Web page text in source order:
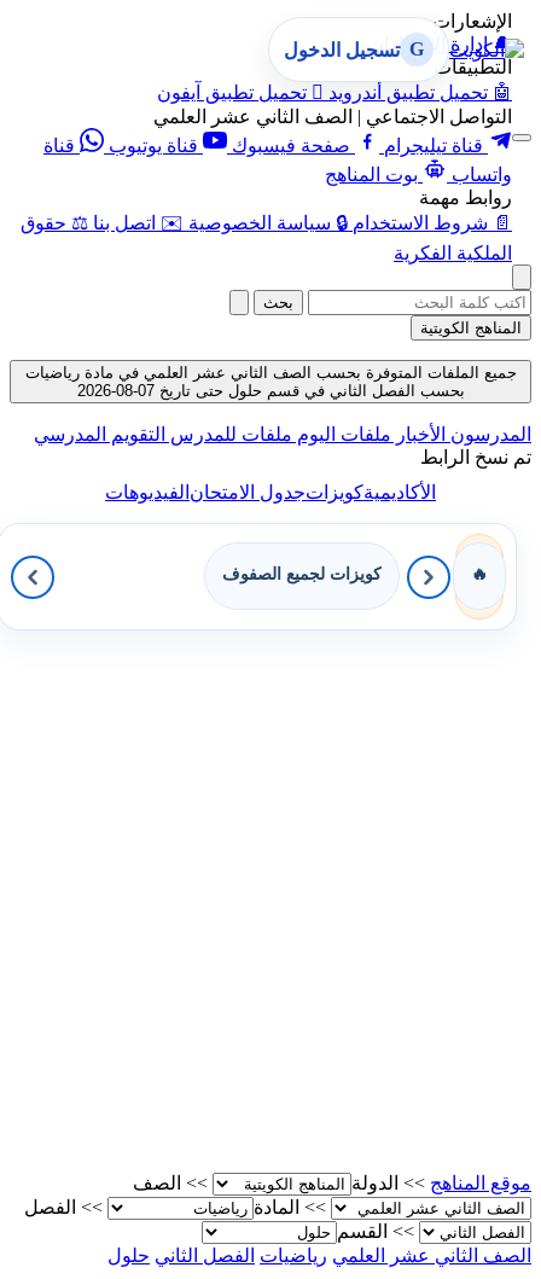
الإشعارات
🔔 إدارة الإشعارات
التطبيقات
🤖 تحميل تطبيق أندرويد  تحميل تطبيق آيفون
التواصل الاجتماعي | الصف الثاني عشر العلمي
قناة تيليجرام
صفحة فيسبوك قناة يوتيوب
قناة
واتساب
بوت المناهج
روابط مهمة
📄 شروط الاستخدام 🔒 سياسة الخصوصية ✉️ اتصل بنا ⚖️ حقوق
الملكية الفكرية
G تسجيل الدخول
بحث
المناهج الكويتية
جميع الملفات المتوفرة بحسب الصف الثاني عشر العلمي في مادة رياضيات
بحسب الفصل الثاني في قسم حلول حتى تاريخ 07-08-2026
المدرسون الأخبار ملفات اليوم ملفات للمدرس التقويم المدرسي
تم نسخ الرابط
الأكاديميةكويزاتجدول الامتحانالفيديوهات
🔥 كويزات لجميع الصفوف
موقع المناهج >> الدولة >>
الصف
>>
المادة >>
الفصل
>>
القسم
الصف الثاني عشر العلمي رياضيات الفصل الثاني حلول